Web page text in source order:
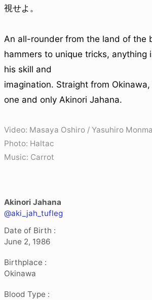
視せよ。
An all-rounder from the land of the
hammers to unique tricks, anything
his skill and
imagination. Straight from
one and only Akinori Jahana.
Video: Masaya Oshiro / Yasuhiro Monma
Photo: Haltac
Music: Carrot
Akinori Jahana
@aki_jah_tufleg
Date of Birth :
June 2, 1986
Birthplace :
Okinawa
Blood Type :